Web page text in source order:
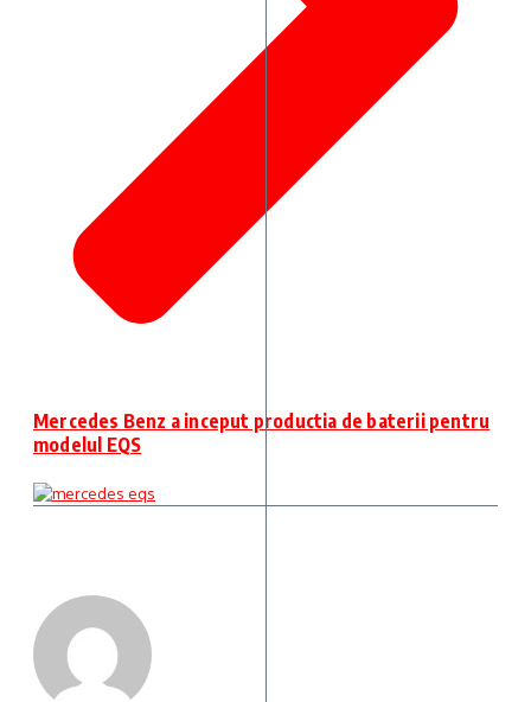
Mercedes Benz a inceput productia de baterii pentru
modelul EQS